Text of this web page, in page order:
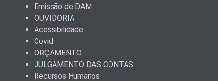
Emissão de DAM
OUVIDORIA
Acessibilidade
Covid
ORÇAMENTO
JULGAMENTO DAS CONTAS
Recursos Humanos